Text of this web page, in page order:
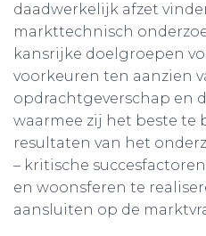
daadwerkelijk afzet
markttechnisch
kansrijke doelgroepen
voorkeuren ten aanzien
opdrachtgeverschap en
waarmee zij het beste te
resultaten van het
– kritische
en woonsferen te
aansluiten op de